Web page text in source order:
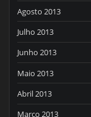
Agosto 2013
Julho 2013
Junho 2013
Maio 2013
Abril 2013
Março 2013